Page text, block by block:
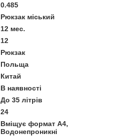
0.485
Рюкзак міський
12 мес.
12
Рюкзак
Польща
Китай
В наявності
До 35 літрів
24
Вміщує формат А4,
Водонепроникні